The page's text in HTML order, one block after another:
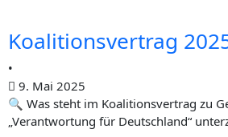
Koali­ti­ons­ver­trag
•
9. Mai 2025
🔍 Was steht im Koali­ti­ons­ver­trag zu
„Ver­ant­wor­tung für Deutsch­land“